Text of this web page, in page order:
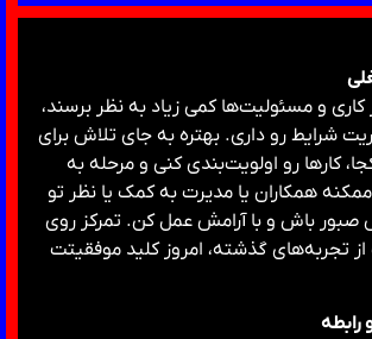
کاری و مسئولیت‌ها کمی زیاد به نظر برسند،
شرایط رو داری. بهتره به جای تلاش برای
کارها رو اولویت‌بندی کنی و مرحله به
همکاران یا مدیرت به کمک یا نظر تو
صبور باش و با آرامش عمل کن. تمرکز روی
از تجربه‌های گذشته، امروز کلید موفقیتت
رابطه